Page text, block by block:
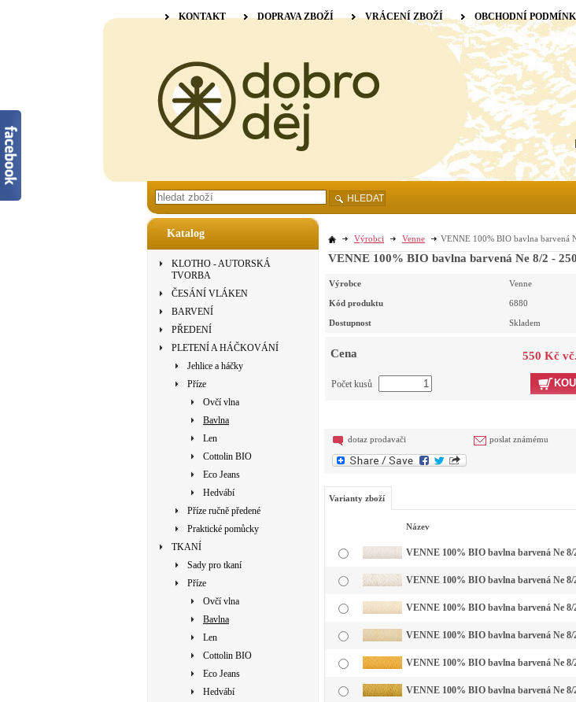
Katalog
KLOTHO - AUTORSKÁ
TVORBA
ČESÁNÍ VLÁKEN
BARVENÍ
PŘEDENÍ
PLETENÍ A HÁČKOVÁNÍ
Jehlice a háčky
Příze
Ovčí vlna
Bavlna
Len
Cottolin BIO
Eco Jeans
Hedvábí
Příze ručně předené
Praktické pomůcky
TKANÍ
Sady pro tkaní
Příze
Ovčí vlna
Bavlna
Len
Cottolin BIO
Eco Jeans
Hedvábí
Výrobci Venne VENNE 100% BIO bavlna barvená
VENNE 100% BIO bavlna barvená Ne 8/2 -
Výrobce Venne
Kód produktu 6880
Dostupnost Skladem
Cena 550 Kč
Počet kusů
dotaz prodavači poslat známému
Varianty zboží
Název
VENNE 100% BIO bavlna barvená Ne 8/
VENNE 100% BIO bavlna barvená Ne 8/
VENNE 100% BIO bavlna barvená Ne 8/
VENNE 100% BIO bavlna barvená Ne 8/
VENNE 100% BIO bavlna barvená Ne 8/
VENNE 100% BIO bavlna barvená Ne 8/
KONTAKT DOPRAVA ZBOŽÍ VRÁCENÍ ZBOŽÍ OBCHODNÍ
HLEDAT